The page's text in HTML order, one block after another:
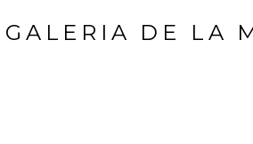
DE LA